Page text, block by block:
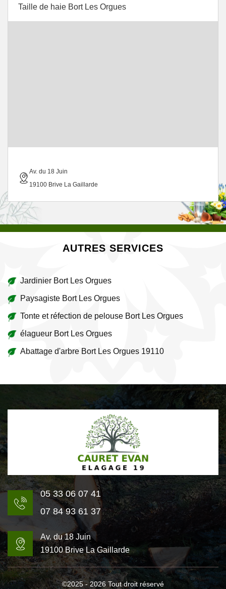
Taille de haie Bort Les Orgues
Av. du 18 Juin
19100 Brive La Gaillarde
AUTRES SERVICES
Jardinier Bort Les Orgues
Paysagiste Bort Les Orgues
Tonte et réfection de pelouse Bort Les Orgues
élagueur Bort Les Orgues
Abattage d'arbre Bort Les Orgues 19110
05 33 06 07 41
07 84 93 61 37
Av. du 18 Juin
19100 Brive La Gaillarde
©2025 - 2026 Tout droit réservé